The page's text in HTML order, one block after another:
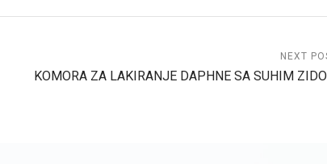
NEXT
KOMORA ZA LAKIRANJE DAPHNE SA SUHIM